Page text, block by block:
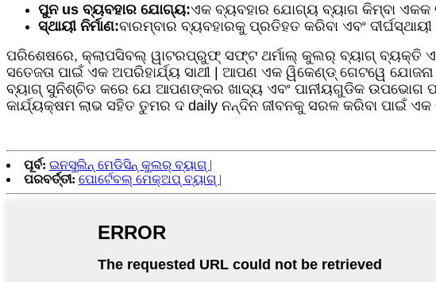
ପୁନ us ବ୍ୟବହାର ଯୋଗ୍ୟ:ଏକ ବ୍ୟବହାର ଯୋଗ୍ୟ ବ୍ୟାଗ କିମ୍ବା
ସ୍ଥାୟୀ ନିର୍ମାଣ:ବାରମ୍ବାର ବ୍ୟବହାରକୁ ପ୍ରତିହତ କରିବା ଏବଂ
ପରିଶେଷରେ, କ୍ଲାପସିବଲ୍ ୱାଟରପ୍ରୁଫ୍ ସଫ୍ଟ ଥର୍ମାଲ୍ କୁଲର୍ ବ୍ୟାଗ୍ ବ୍ୟକ୍ତି ଏବଂ
ସତେଜତା ପାଇଁ ଏକ ଅପରିହାର୍ଯ୍ୟ ସାଥୀ | ଆପଣ ଏକ ୱିକେଣ୍ଡ୍ ଗେଟୱେ
ବ୍ୟାଗ୍ ସୁନିଶ୍ଚିତ କରେ ଯେ ଆପଣଙ୍କର ଖାଦ୍ୟ ଏବଂ ପାନୀୟଗୁଡିକ ଉପଭୋଗ
କାର୍ଯ୍ୟକ୍ଷମ ଲାଭ ସହିତ ତୁମର ଦ daily ନନ୍ଦିନ ଜୀବନକୁ ସରଳ କରିବା ପାଇଁ
ପୂର୍ବ: ଇନସୁଲିନ୍ ମେଡିସିନ୍ କୁଲର୍ ବ୍ୟାଗ୍ |
ପରବର୍ତ୍ତୀ: ପୋର୍ଟେବଲ୍ ମେକ୍ଅପ୍ ବ୍ୟାଗ୍ |